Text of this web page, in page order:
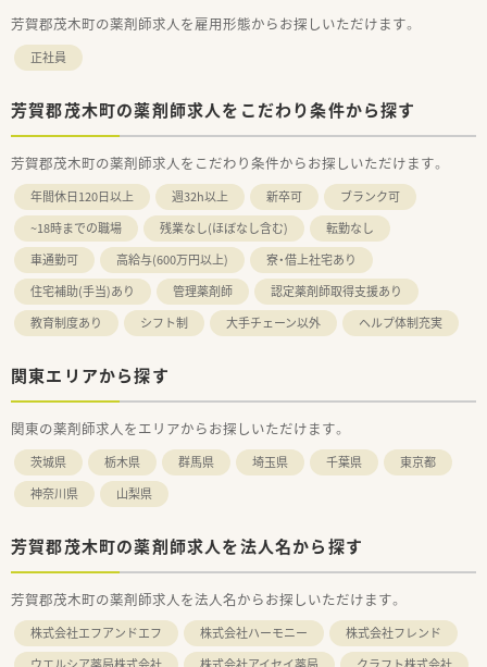
芳賀郡茂木町の薬剤師求人を雇用形態からお探しいただけます。
正社員
芳賀郡茂木町の薬剤師求人をこだわり条件から探す
芳賀郡茂木町の薬剤師求人をこだわり条件からお探しいただけます。
年間休日120日以上 週32h以上 新卒可
ブランク可
~18時までの職場
残業なし(ほぼなし含む)
転勤なし
車通勤可
高給与(600万円以上)
寮・借上社宅あり
住宅補助(手当)あり
管理薬剤師
認定薬剤師取得支援あり
教育制度あり
シフト制 大手チェーン以外 ヘルプ体制充実
関東エリアから探す
関東の薬剤師求人をエリアからお探しいただけます。
茨城県 栃木県 群馬県 埼玉県 千葉県
東京都
神奈川県
山梨県
芳賀郡茂木町の薬剤師求人を法人名から探す
芳賀郡茂木町の薬剤師求人を法人名からお探しいただけます。
株式会社エフアンドエフ 株式会社ハーモニー
株式会社フレンド